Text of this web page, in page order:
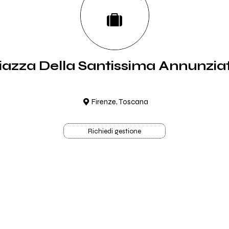
Della Santissima
Firenze, Toscana
Richiedi gestione